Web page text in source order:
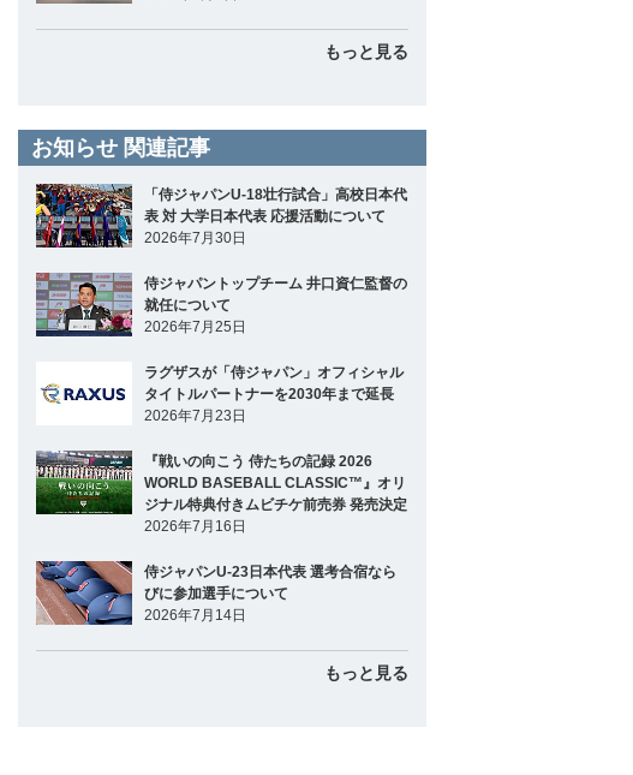
もっと見る
お知らせ 関連記事
「侍ジャパンU-18壮行試合」高校日本代
表 対 大学日本代表 応援活動について
2026年7月30日
侍ジャパントップチーム 井口資仁監督の
就任について
2026年7月25日
ラグザスが「侍ジャパン」オフィシャル
タイトルパートナーを2030年まで延長
2026年7月23日
『戦いの向こう 侍たちの記録 2026
WORLD BASEBALL CLASSIC™』オリ
ジナル特典付きムビチケ前売券 発売決定
2026年7月16日
侍ジャパンU-23日本代表 選考合宿なら
びに参加選手について
2026年7月14日
もっと見る